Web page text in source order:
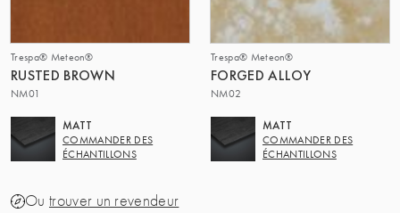
Trespa® Meteon®
RUSTED BROWN
NM01
MATT
COMMANDER DES
ÉCHANTILLONS
Trespa® Meteon®
FORGED ALLOY
NM02
MATT
COMMANDER DES
ÉCHANTILLONS
Ou trouver un revendeur